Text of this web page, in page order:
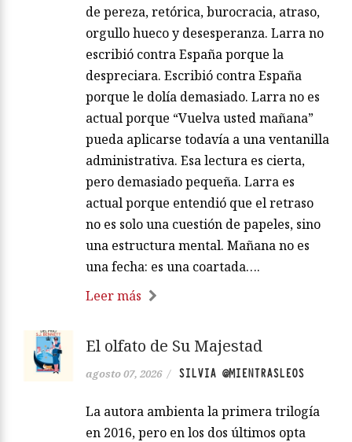
de pereza, retórica, burocracia, atraso,
orgullo hueco y desesperanza. Larra no
escribió contra España porque la
despreciara. Escribió contra España
porque le dolía demasiado. Larra no es
actual porque “Vuelva usted mañana”
pueda aplicarse todavía a una ventanilla
administrativa. Esa lectura es cierta,
pero demasiado pequeña. Larra es
actual porque entendió que el retraso
no es solo una cuestión de papeles, sino
una estructura mental. Mañana no es
una fecha: es una coartada….
Leer más
El olfato de Su Majestad
agosto 07, 2026 / SILVIA @MIENTRASLEOS
La autora ambienta la primera trilogía
en 2016, pero en los dos últimos opta